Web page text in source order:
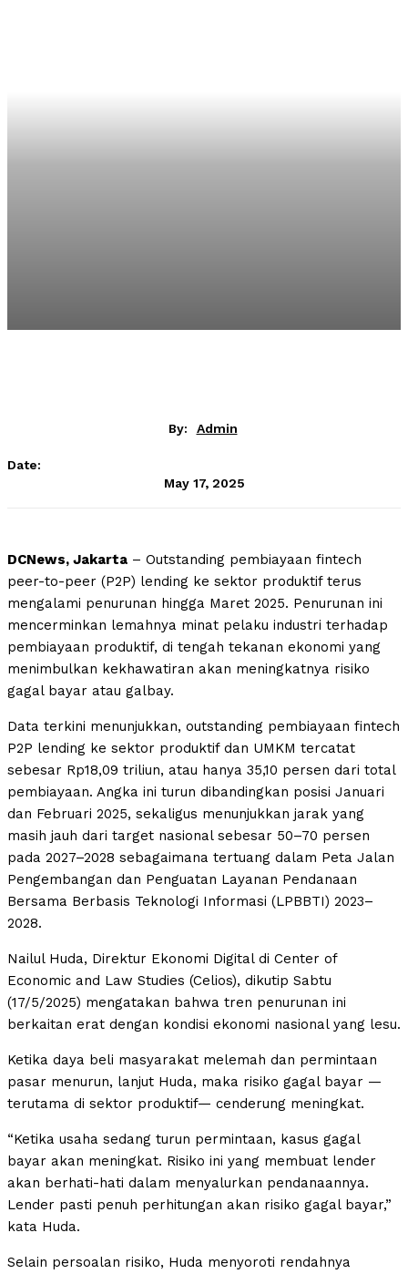
By: Admin
Date:
May 17, 2025
DCNews, Jakarta – Outstanding pembiayaan fintech
peer-to-peer (P2P) lending ke sektor produktif terus
mengalami penurunan hingga Maret 2025. Penurunan ini
mencerminkan lemahnya minat pelaku industri terhadap
pembiayaan produktif, di tengah tekanan ekonomi yang
menimbulkan kekhawatiran akan meningkatnya risiko
gagal bayar atau galbay.
Data terkini menunjukkan, outstanding pembiayaan fintech
P2P lending ke sektor produktif dan UMKM tercatat
sebesar Rp18,09 triliun, atau hanya 35,10 persen dari total
pembiayaan. Angka ini turun dibandingkan posisi Januari
dan Februari 2025, sekaligus menunjukkan jarak yang
masih jauh dari target nasional sebesar 50–70 persen
pada 2027–2028 sebagaimana tertuang dalam Peta Jalan
Pengembangan dan Penguatan Layanan Pendanaan
Bersama Berbasis Teknologi Informasi (LPBBTI) 2023–
2028.
Nailul Huda, Direktur Ekonomi Digital di Center of
Economic and Law Studies (Celios), dikutip Sabtu
(17/5/2025) mengatakan bahwa tren penurunan ini
berkaitan erat dengan kondisi ekonomi nasional yang lesu.
Ketika daya beli masyarakat melemah dan permintaan
pasar menurun, lanjut Huda, maka risiko gagal bayar —
terutama di sektor produktif— cenderung meningkat.
“Ketika usaha sedang turun permintaan, kasus gagal
bayar akan meningkat. Risiko ini yang membuat lender
akan berhati-hati dalam menyalurkan pendanaannya.
Lender pasti penuh perhitungan akan risiko gagal bayar,”
kata Huda.
Selain persoalan risiko, Huda menyoroti rendahnya